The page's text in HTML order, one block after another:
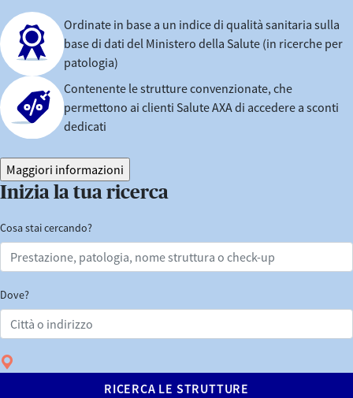
Ordinate in base a un indice di qualità sanitaria sulla
base di dati del Ministero della Salute (in ricerche per
patologia)
Contenente le strutture convenzionate, che
permettono ai clienti Salute AXA di accedere a sconti
dedicati
Maggiori informazioni
Inizia la tua ricerca
Cosa stai cercando?
Dove?
RICERCA LE STRUTTURE